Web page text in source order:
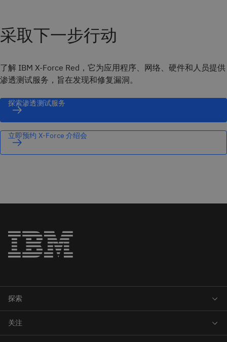
采取下一步行动
了解 IBM X-Force Red，它为应用程序、网络、硬件和人员提供
渗透测试服务，旨在发现和修复漏洞。
探索渗透测试服务
立即预约 X-Force 介绍会